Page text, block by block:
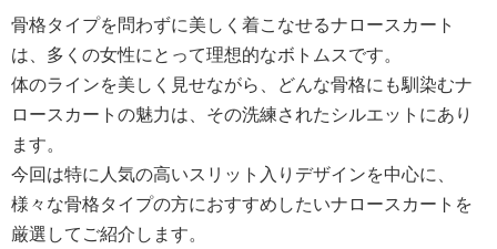
骨格タイプを問わずに美しく着こなせるナロースカート
は、多くの女性にとって理想的なボトムスです。
体のラインを美しく見せながら、どんな骨格にも馴染むナ
ロースカートの魅力は、その洗練されたシルエットにあり
ます。
今回は特に人気の高いスリット入りデザインを中心に、
様々な骨格タイプの方におすすめしたいナロースカートを
厳選してご紹介します。